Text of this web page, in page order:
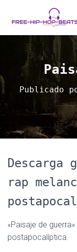
Publicado
Descarga
rap
«Paisaje de
postapocalíptica.